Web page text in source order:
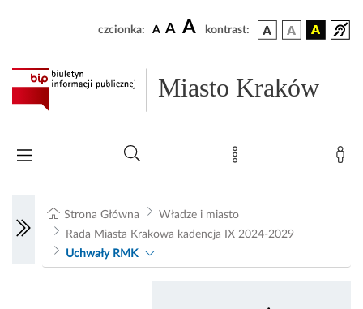
czcionka: A A A kontrast:
Miasto Kraków
Strona Główna
Władze i miasto
Rada Miasta Krakowa kadencja IX 2024-2029
Uchwały RMK